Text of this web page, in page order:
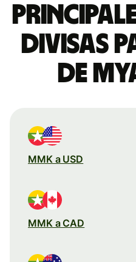
divisas
de
MMK a USD
MMK a CAD